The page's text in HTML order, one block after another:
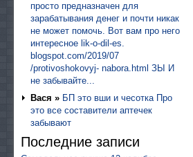
просто предназначен для
зарабатывания денег и почти никак
не может помочь. Вот вам про него
интересное lik-o-dil-es.
blogspot.com/2019/07
/protivoshokovyj- nabora.html ЗЫ И
не забывайте...
Вася » БП это вши и чесотка Про
это все составители аптечек
забывают
Последние записи